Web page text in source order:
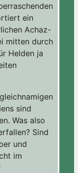
ein
Achaz-
mitten durch
Helden ja
sind
Was also
Sind
und
im